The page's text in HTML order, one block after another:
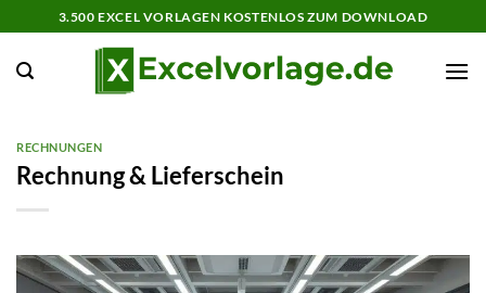
Inhalt
springen
3.500 EXCEL VORLAGEN KOSTENLOS ZUM DOWNLOAD
RECHNUNGEN
Rechnung & Lieferschein